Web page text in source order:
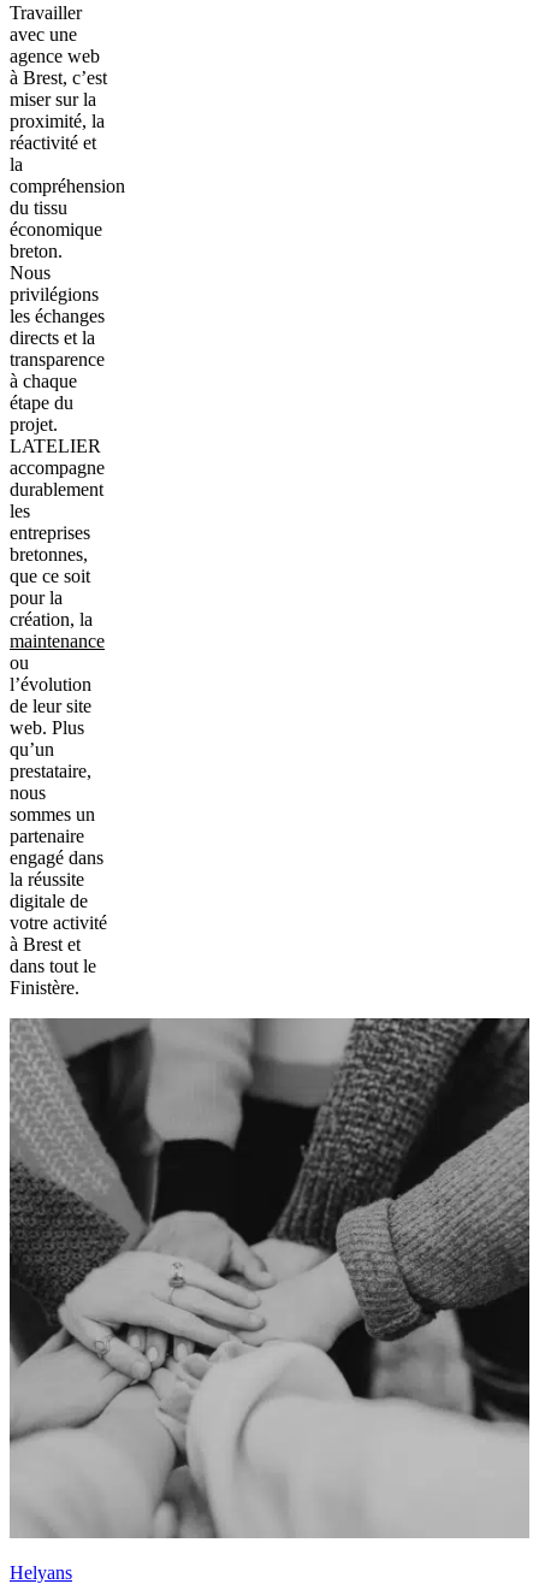
Travailler
avec une
agence web
à Brest, c’est
miser sur la
proximité, la
réactivité et
la
compréhension
du tissu
économique
breton.
Nous
privilégions
les échanges
directs et la
transparence
à chaque
étape du
projet.
LATELIER
accompagne
durablement
les
entreprises
bretonnes,
que ce soit
pour la
création, la
maintenance
ou
l’évolution
de leur site
web. Plus
qu’un
prestataire,
nous
sommes un
partenaire
engagé dans
la réussite
digitale de
votre activité
à Brest et
dans tout le
Finistère.
Helyans